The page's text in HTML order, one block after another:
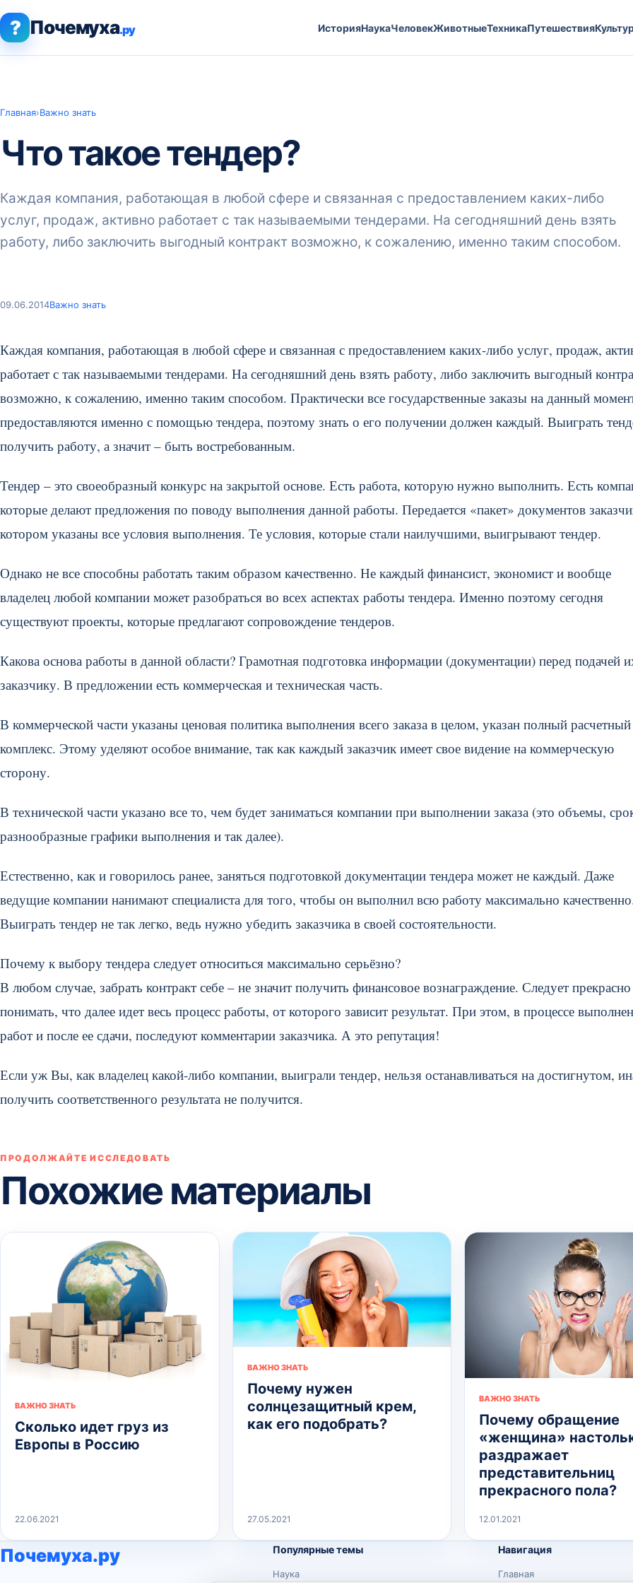
? Почемуха.ру ИсторияНаукаЧеловекЖивотныеТехникаПутешествия
Главная›Важно знать
Что такое тендер?
Каждая компания, работающая в любой сфере и связанная с предоставлением каких-либо
услуг, продаж, активно работает с так называемыми тендерами. На сегодняшний день взять
работу, либо заключить выгодный контракт возможно, к сожалению, именно таким способом.
09.06.2014Важно знать
Каждая компания, работающая в любой сфере и связанная с предоставлением каких-либо услуг, продаж,
работает с так называемыми тендерами. На сегодняшний день взять работу, либо заключить выгодный
возможно, к сожалению, именно таким способом. Практически все государственные заказы на данный
предоставляются именно с помощью тендера, поэтому знать о его получении должен каждый. Выиграть
получить работу, а значит – быть востребованным.
Тендер – это своеобразный конкурс на закрытой основе. Есть работа, которую нужно выполнить. Есть
которые делают предложения по поводу выполнения данной работы. Передается «пакет» документов
котором указаны все условия выполнения. Те условия, которые стали наилучшими, выигрывают тендер.
Однако не все способны работать таким образом качественно. Не каждый финансист, экономист и вообще
владелец любой компании может разобраться во всех аспектах работы тендера. Именно поэтому сегодня
существуют проекты, которые предлагают сопровождение тендеров.
Какова основа работы в данной области? Грамотная подготовка информации (документации) перед подачей
заказчику. В предложении есть коммерческая и техническая часть.
В коммерческой части указаны ценовая политика выполнения всего заказа в целом, указан полный расчетный
комплекс. Этому уделяют особое внимание, так как каждый заказчик имеет свое видение на коммерческую
сторону.
В технической части указано все то, чем будет заниматься компании при выполнении заказа (это объемы,
разнообразные графики выполнения и так далее).
Естественно, как и говорилось ранее, заняться подготовкой документации тендера может не каждый. Даже
ведущие компании нанимают специалиста для того, чтобы он выполнил всю работу максимально
Выиграть тендер не так легко, ведь нужно убедить заказчика в своей состоятельности.
Почему к выбору тендера следует относиться максимально серьёзно?
В любом случае, забрать контракт себе – не значит получить финансовое вознаграждение. Следует прекрасно
понимать, что далее идет весь процесс работы, от которого зависит результат. При этом, в процессе
работ и после ее сдачи, последуют комментарии заказчика. А это репутация!
Если уж Вы, как владелец какой-либо компании, выиграли тендер, нельзя останавливаться на достигнутом,
получить соответственного результата не получится.
ПРОДОЛЖАЙТЕ ИССЛЕДОВАТЬ
Похожие материалы
ВАЖНО ЗНАТЬ
Сколько идет груз из
Европы в Россию
22.06.2021
ВАЖНО ЗНАТЬ
Почему нужен
солнцезащитный крем,
как его подобрать?
27.05.2021
ВАЖНО ЗНАТЬ
Почему обращение
«женщина»
раздражает
представительниц
прекрасного пола?
12.01.2021
Почемуха.ру Популярные темы
Наука
Навигация
Главная